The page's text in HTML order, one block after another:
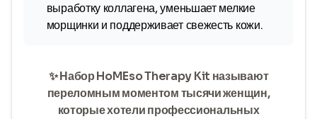
выработку коллагена, уменьшает мелкие
морщинки и поддерживает свежесть кожи.
✨ Набор HoMEso Therapy Kit называют
переломным моментом тысячи женщин,
которые хотели профессиональных